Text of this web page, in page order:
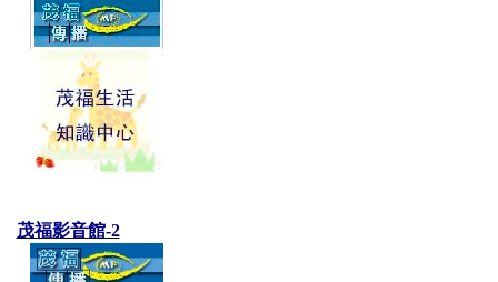
茂福影音館-2